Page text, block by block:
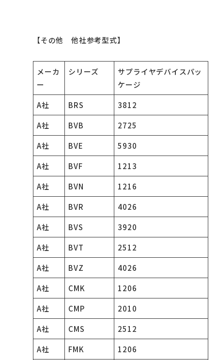
【その他 他社参考型式】
メーカ
ー
シリーズ
サプライヤデバイスパッ
ケージ
A社
BRS
3812
A社
BVB
2725
A社
BVE
5930
A社
BVF
1213
A社
BVN
1216
A社
BVR
4026
A社
BVS
3920
A社
BVT
2512
A社
BVZ
4026
A社
CMK
1206
A社
CMP
2010
A社
CMS
2512
A社
FMK
1206